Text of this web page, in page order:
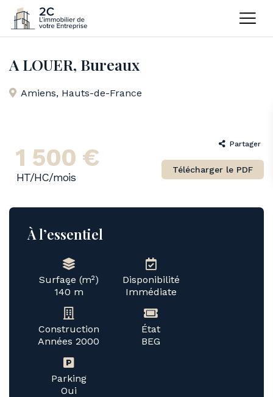
Home Bureaux
A LOUER, Bureaux
Amiens, Hauts-de-France
Partager
Télécharger le PDF
1 500 €
HT/HC/mois
À l’essentiel
140 m
2
Surface (m²)
Immédiate
Disponibilité
Années 2000
Construction
BEG
État
Oui
Parking